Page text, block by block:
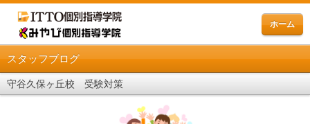
ホーム
スタッフブログ
守谷久保ヶ丘校 受験対策